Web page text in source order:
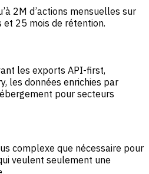
2M d’actions mensuelles sur
et 25 mois de rétention.
les exports API-first,
les données enrichies par
pour secteurs
complexe que nécessaire pour
veulent seulement une